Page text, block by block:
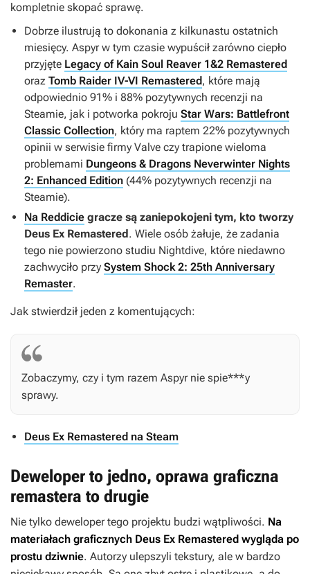
kompletnie skopać sprawę.
Dobrze ilustrują to dokonania z kilkunastu ostatnich
miesięcy. Aspyr w tym czasie wypuścił zarówno ciepło
przyjęte Legacy of Kain Soul Reaver 1&2 Remastered
oraz Tomb Raider IV-VI Remastered, które mają
odpowiednio 91% i 88% pozytywnych recenzji na
Steamie, jak i potworka pokroju Star Wars: Battlefront
Classic Collection, który ma raptem 22% pozytywnych
opinii w serwisie firmy Valve czy trapione wieloma
problemami Dungeons & Dragons Neverwinter Nights
2: Enhanced Edition (44% pozytywnych recenzji na
Steamie).
Na Reddicie gracze są zaniepokojeni tym, kto tworzy
Deus Ex Remastered. Wiele osób żałuje, że zadania
tego nie powierzono studiu Nightdive, które niedawno
zachwyciło przy System Shock 2: 25th Anniversary
Remaster.
Jak stwierdził jeden z komentujących:
Zobaczymy, czy i tym razem Aspyr nie spie***y
sprawy.
Deus Ex Remastered na Steam
Deweloper to jedno, oprawa graficzna
remastera to drugie
Nie tylko deweloper tego projektu budzi wątpliwości. Na
materiałach graficznych Deus Ex Remastered wygląda po
prostu dziwnie. Autorzy ulepszyli tekstury, ale w bardzo